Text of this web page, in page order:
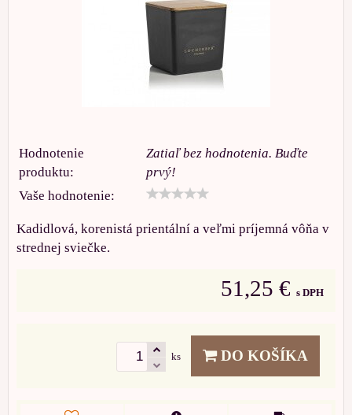
Hodnotenie
produktu:
Zatiaľ bez hodnotenia. Buďte
prvý!
Vaše hodnotenie:
Kadidlová, korenistá prientální a veľmi príjemná vôňa v
strednej sviečke.
51,25 € s DPH
ks DO KOŠÍKA